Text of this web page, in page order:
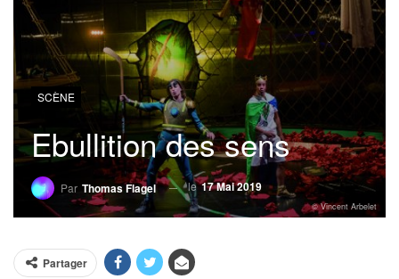
SCÈNE
Ebullition des sens
Par Thomas Flagel le17 Mai 2019
© Vincent Arbelet
Partager